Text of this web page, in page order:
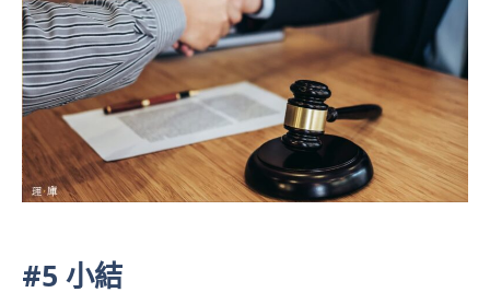
#5 小結